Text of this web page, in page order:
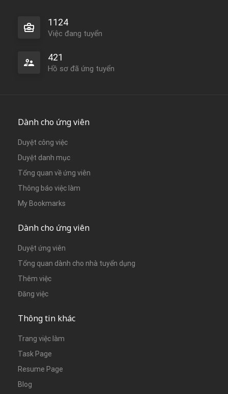
1124
Việc đang tuyển
421
Hồ sơ đã ứng tuyển
Dành cho ứng viên
Duyệt công việc
Duyệt danh mục
Tổng quan về ứng viên
Thông báo việc làm
My Bookmarks
Dành cho ứng viên
Duyệt ứng viên
Tổng quan dành cho nhà tuyển dụng
Thêm việc
Đăng việc
Thông tin khác
Trang việc làm
Task Page
Resume Page
Blog